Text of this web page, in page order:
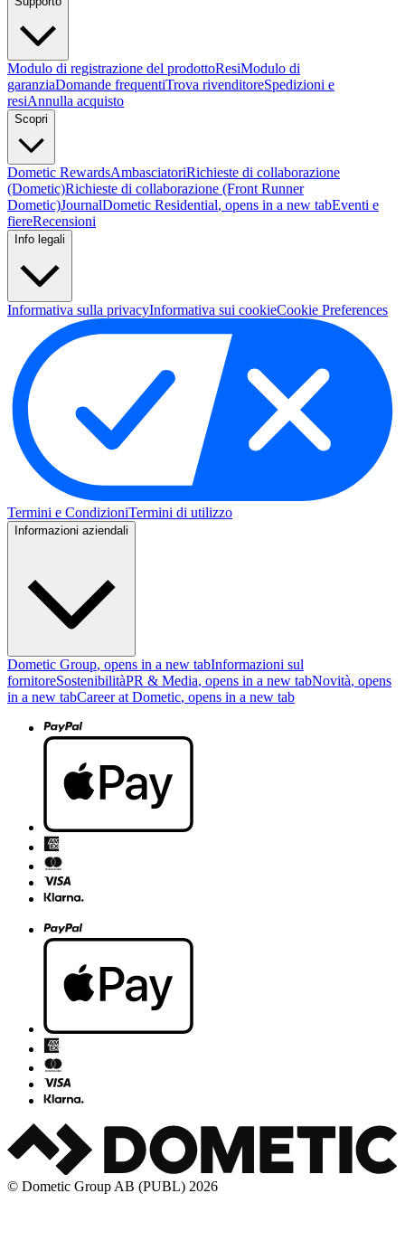
Modulo di registrazione del prodottoResiModulo di
garanziaDomande frequentiTrova rivenditoreSpedizioni e
resiAnnulla acquisto
Scopri
Dometic RewardsAmbasciatoriRichieste di collaborazione
(Dometic)Richieste di collaborazione (Front Runner
Dometic)JournalDometic Residential, opens in a new tabEventi e
fiereRecensioni
Info legali
Informativa sulla privacyInformativa sui cookieCookie Preferences
Termini e CondizioniTermini di utilizzo
Informazioni aziendali
Dometic Group, opens in a new tabInformazioni sul
fornitoreSostenibilitàPR & Media, opens in a new tabNovità, opens
in a new tabCareer at Dometic, opens in a new tab
© Dometic Group AB (PUBL) 2026